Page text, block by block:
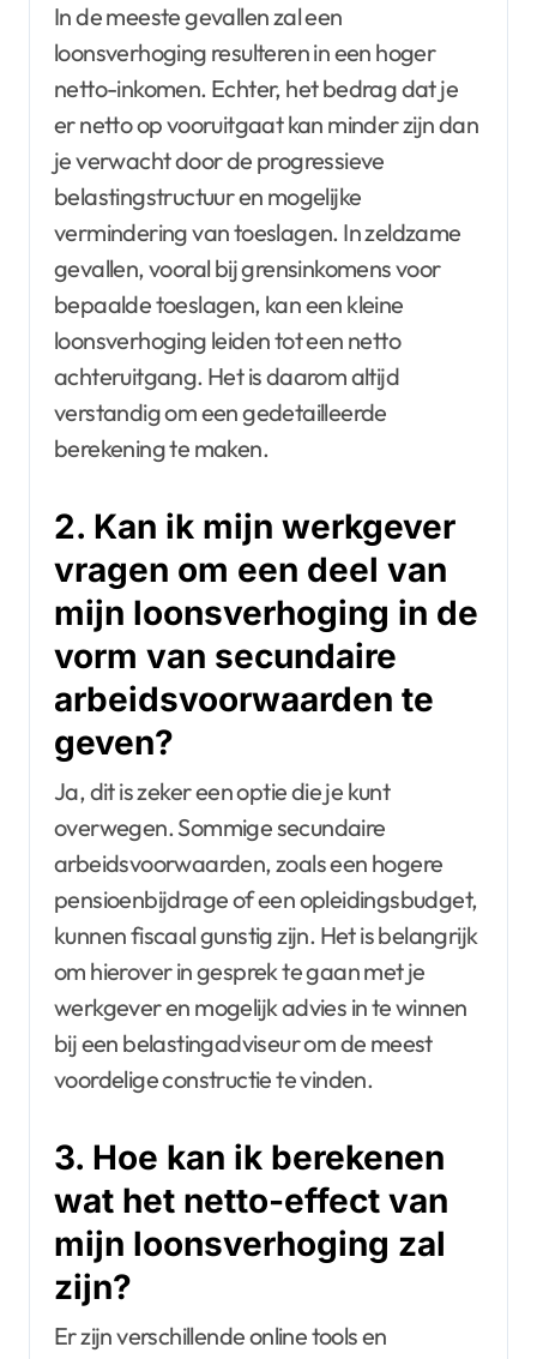
In de meeste gevallen zal een
loonsverhoging resulteren in een hoger
netto-inkomen. Echter, het bedrag dat je
er netto op vooruitgaat kan minder zijn dan
je verwacht door de progressieve
belastingstructuur en mogelijke
vermindering van toeslagen. In zeldzame
gevallen, vooral bij grensinkomens voor
bepaalde toeslagen, kan een kleine
loonsverhoging leiden tot een netto
achteruitgang. Het is daarom altijd
verstandig om een gedetailleerde
berekening te maken.
2. Kan ik mijn werkgever
vragen om een deel van
mijn loonsverhoging in de
vorm van secundaire
arbeidsvoorwaarden te
geven?
Ja, dit is zeker een optie die je kunt
overwegen. Sommige secundaire
arbeidsvoorwaarden, zoals een hogere
pensioenbijdrage of een opleidingsbudget,
kunnen fiscaal gunstig zijn. Het is belangrijk
om hierover in gesprek te gaan met je
werkgever en mogelijk advies in te winnen
bij een belastingadviseur om de meest
voordelige constructie te vinden.
3. Hoe kan ik berekenen
wat het netto-effect van
mijn loonsverhoging zal
zijn?
Er zijn verschillende online tools en